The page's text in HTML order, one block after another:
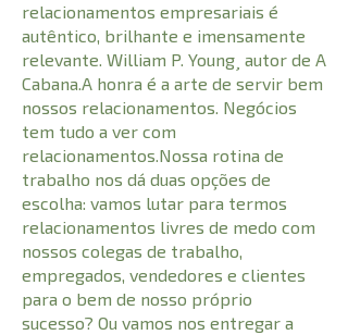
relacionamentos empresariais é
autêntico, brilhante e imensamente
relevante. William P. Young¸ autor de A
Cabana.A honra é a arte de servir bem
nossos relacionamentos. Negócios
tem tudo a ver com
relacionamentos.Nossa rotina de
trabalho nos dá duas opções de
escolha: vamos lutar para termos
relacionamentos livres de medo com
nossos colegas de trabalho,
empregados, vendedores e clientes
para o bem de nosso próprio
sucesso? Ou vamos nos entregar a